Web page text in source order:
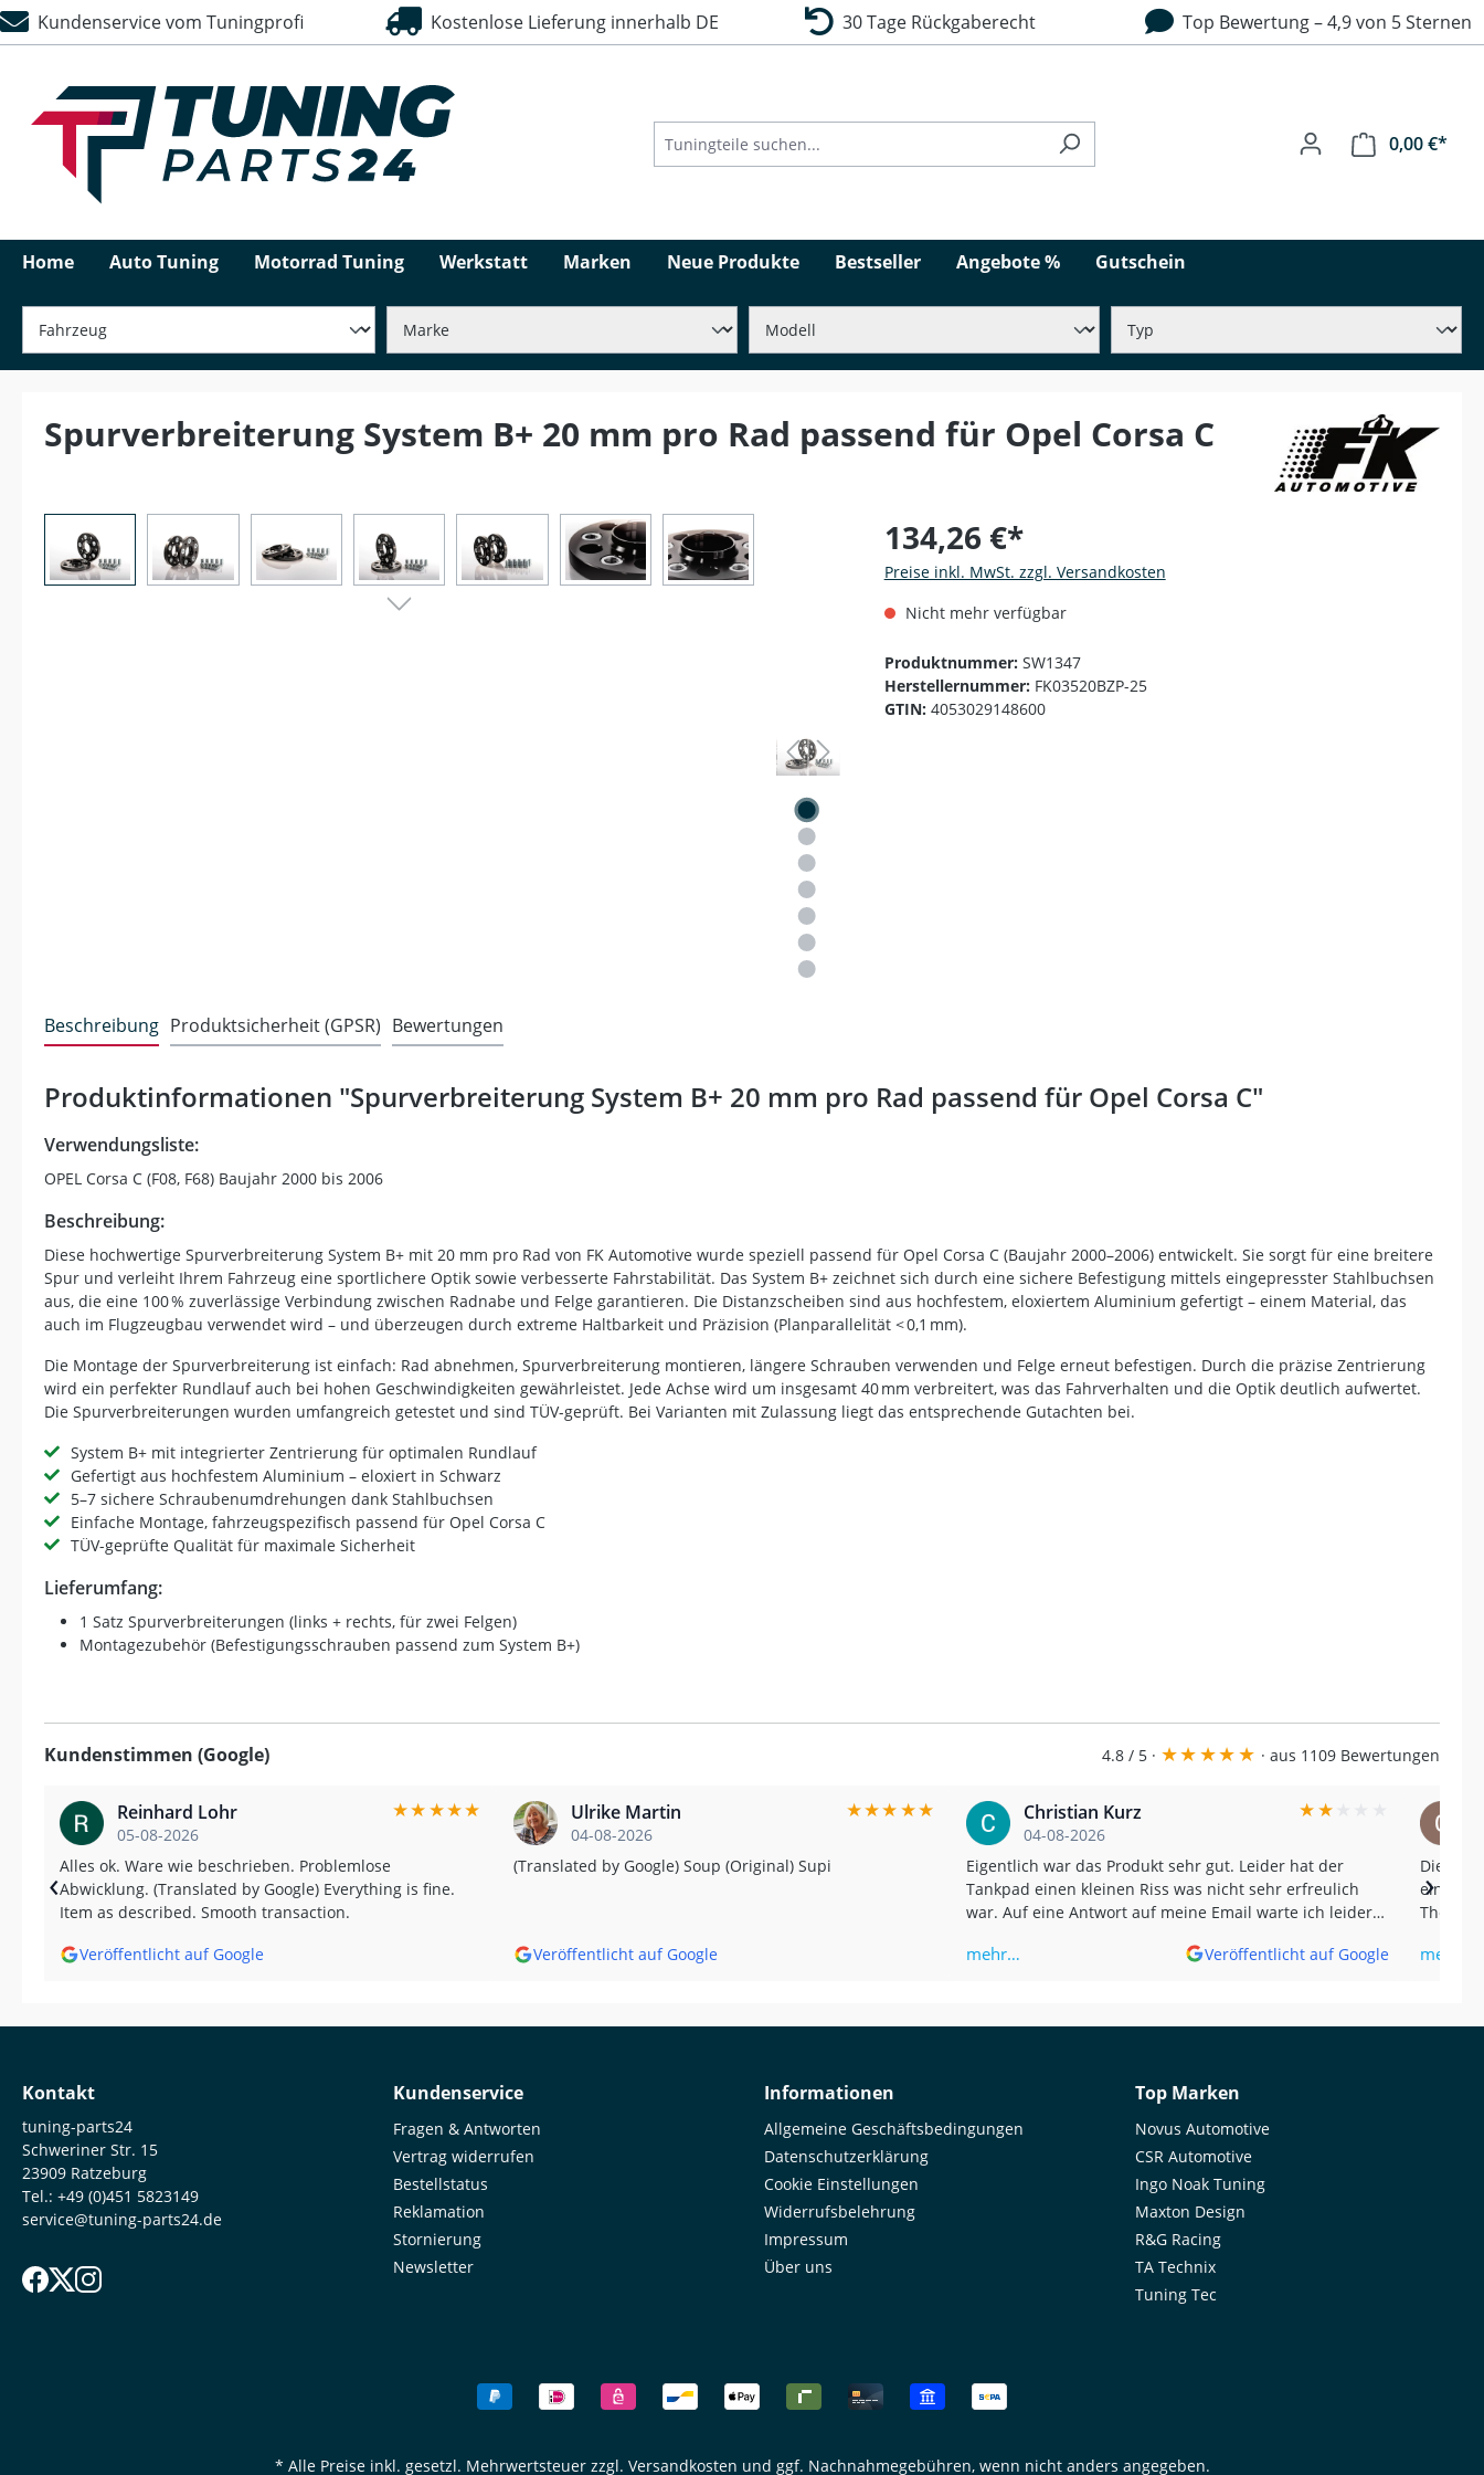
Zur Hauptnavigation springen
Kundenservice vom Tuningprofi Kostenlose Lieferung innerhalb DE 30 Tage Rückgaberecht Top Bewertung – 4,9 von 5 Sternen
0,00 €*
Home Auto Tuning Motorrad Tuning Werkstatt Marken Neue Produkte Bestseller Angebote % Gutschein
Spurverbreiterung System B+ 20 mm pro Rad passend für Opel Corsa C
134,26 €*
Preise inkl. MwSt. zzgl. Versandkosten
Nicht mehr verfügbar
Produktnummer: SW1347
Herstellernummer: FK03520BZP-25
GTIN: 4053029148600
Beschreibung Produktsicherheit (GPSR) Bewertungen
Produktinformationen "Spurverbreiterung System B+ 20 mm pro Rad passend für Opel Corsa C"
Verwendungsliste:
OPEL Corsa C (F08, F68) Baujahr 2000 bis 2006
Beschreibung:
Diese hochwertige Spurverbreiterung System B+ mit 20 mm pro Rad von FK Automotive wurde speziell passend für Opel Corsa C (Baujahr 2000–2006) entwickelt. Sie sorgt für eine breitere
Spur und verleiht Ihrem Fahrzeug eine sportlichere Optik sowie verbesserte Fahrstabilität. Das System B+ zeichnet sich durch eine sichere Befestigung mittels eingepresster Stahlbuchsen
aus, die eine 100 % zuverlässige Verbindung zwischen Radnabe und Felge garantieren. Die Distanzscheiben sind aus hochfestem, eloxiertem Aluminium gefertigt – einem Material, das
auch im Flugzeugbau verwendet wird – und überzeugen durch extreme Haltbarkeit und Präzision (Planparallelität < 0,1 mm).
Die Montage der Spurverbreiterung ist einfach: Rad abnehmen, Spurverbreiterung montieren, längere Schrauben verwenden und Felge erneut befestigen. Durch die präzise Zentrierung
wird ein perfekter Rundlauf auch bei hohen Geschwindigkeiten gewährleistet. Jede Achse wird um insgesamt 40 mm verbreitert, was das Fahrverhalten und die Optik deutlich aufwertet.
Die Spurverbreiterungen wurden umfangreich getestet und sind TÜV-geprüft. Bei Varianten mit Zulassung liegt das entsprechende Gutachten bei.
System B+ mit integrierter Zentrierung für optimalen Rundlauf
Gefertigt aus hochfestem Aluminium – eloxiert in Schwarz
5–7 sichere Schraubenumdrehungen dank Stahlbuchsen
Einfache Montage, fahrzeugspezifisch passend für Opel Corsa C
TÜV-geprüfte Qualität für maximale Sicherheit
Lieferumfang:
1 Satz Spurverbreiterungen (links + rechts, für zwei Felgen)
Montagezubehör (Befestigungsschrauben passend zum System B+)
Kundenstimmen (Google) 4.8 / 5 · ★★★★★ · aus 1109 Bewertungen
Reinhard Lohr
05-08-2026
★★★★★
Alles ok. Ware wie beschrieben. Problemlose
Abwicklung. (Translated by Google) Everything is fine.
Item as described. Smooth transaction.
Veröffentlicht auf Google
Ulrike Martin
04-08-2026
★★★★★
(Translated by Google) Soup (Original) Supi
Veröffentlicht auf Google
Christian Kurz
04-08-2026
★★
Eigentlich war das Produkt sehr gut. Leider hat der
Tankpad einen kleinen Riss was nicht sehr erfreulich
war. Auf eine Antwort auf meine Email warte ich leider
mir, sondern wurde erst später bemerkt. (Translated by
wasn't very pleasant. I'm still waiting for a reply to my
mehr… Veröffentlicht auf Google
Die
einen wirklich
The
mehr…
‹ ›
Kontakt
tuning-parts24
Schweriner Str. 15
23909 Ratzeburg
Tel.: +49 (0)451 5823149
service@tuning-parts24.de
Kundenservice
Fragen & Antworten
Vertrag widerrufen
Bestellstatus
Reklamation
Stornierung
Newsletter
Informationen
Allgemeine Geschäftsbedingungen
Datenschutzerklärung
Cookie Einstellungen
Widerrufsbelehrung
Impressum
Über uns
Top Marken
Novus Automotive
CSR Automotive
Ingo Noak Tuning
Maxton Design
R&G Racing
TA Technix
Tuning Tec
* Alle Preise inkl. gesetzl. Mehrwertsteuer zzgl. Versandkosten und ggf. Nachnahmegebühren, wenn nicht anders angegeben.